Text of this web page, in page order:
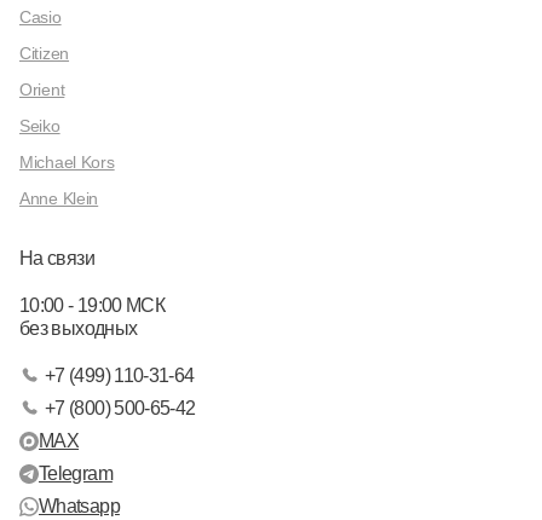
Casio
Citizen
Orient
Seiko
Michael Kors
Anne Klein
На связи
10:00 - 19:00 МСК
без выходных
+7 (499) 110-31-64
+7 (800) 500-65-42
MAX
Telegram
Whatsapp